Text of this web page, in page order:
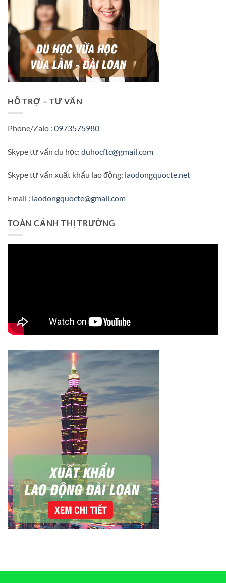
HỖ TRỢ – TƯ VẤN
Phone/Zalo : 0973575980
Skype tư vấn du học: duhocftc@gmail.com
Skype tư vấn xuất khẩu lao động: laodongquocte.net
Email : laodongquocte@gmail.com
TOÀN CẢNH THỊ TRƯỜNG